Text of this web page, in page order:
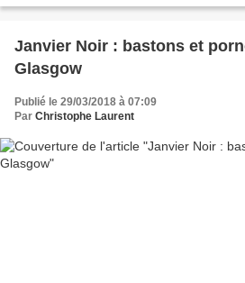
Janvier Noir : bastons et
Glasgow
Publié le 29/03/2018 à 07:09
Par Christophe Laurent